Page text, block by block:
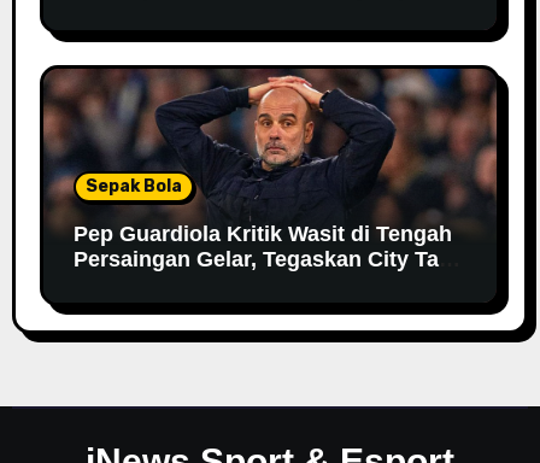
Sepak Bola
Pep Guardiola Kritik Wasit di Tengah
Persaingan Gelar, Tegaskan City Tak